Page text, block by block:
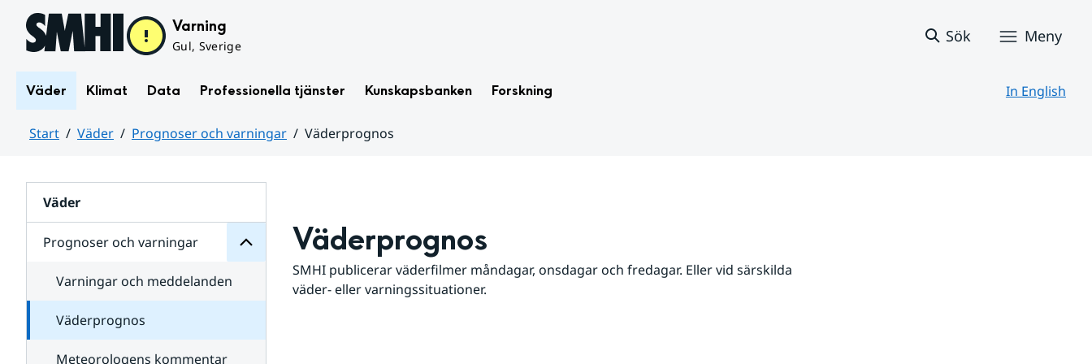
Hoppa till sidans innehåll Varning
Gul, Sverige
Sök Meny
Väder Klimat Data Professionella tjänster Kunskapsbanken Forskning In English
Start Väder Prognoser och varningar
Väderprognos
Väder
Prognoser och varningar
för
varningar
Varningar och meddelanden
Väderprognos
Meteorologens kommentar
Väderprognos
SMHI publicerar väderfilmer måndagar, onsdagar och fredagar. Eller vid särskilda
väder- eller varningssituationer.